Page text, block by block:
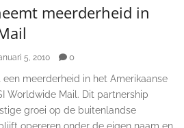
meerderheid in
5, 2010 0
meerderheid in het Amerikaanse
Worldwide Mail. Dit partnership
groei op de buitenlandse
opereren onder de eigen naam en